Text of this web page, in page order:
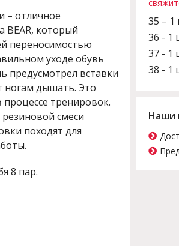
– отличное
BEAR, который
переносимостью
уходе обувь
предусмотрел вставки
ногам дышать. Это
тренировок.
смеси
походят для
8 пар.
35 – 1
36 - 1
37 - 1
38 - 1
Наши